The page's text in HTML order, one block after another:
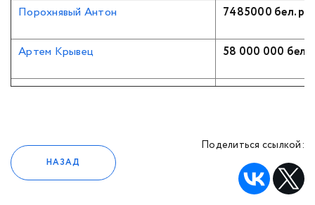
Порохнявый Антон 7485000 бел.
Артем Крывец 58 000 000 бел.
НАЗАД
Поделиться ссылкой: